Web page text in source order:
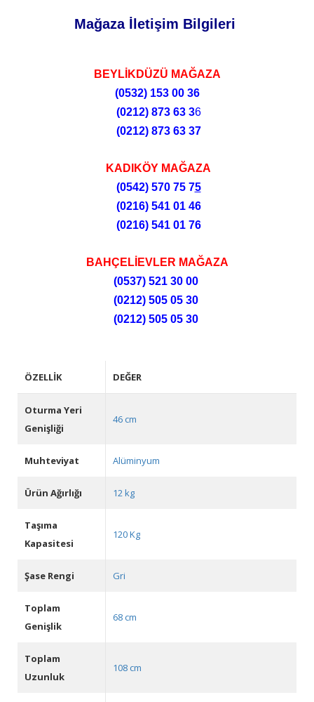
Mağaza İletişim Bilgileri
BEYLİKDÜZÜ MAĞAZA
(0532)153 00 36
(0212)873 63 36
(0212)873 63 37
KADIKÖY MAĞAZA
(0542) 570 75 75
(0216) 541 01 46
(0216) 541 01 76
BAHÇELİEVLER MAĞAZA
(0537) 521 30 00
(0212) 505 05 30
(0212) 505 05 30
ÖZELLIK DEĞER
Oturma Yeri
Genişliği
46 cm
Muhteviyat Alüminyum
Ürün Ağırlığı 12 kg
Taşıma
Kapasitesi
120 Kg
Şase Rengi Gri
Toplam
Genişlik
68 cm
Toplam
Uzunluk
108 cm